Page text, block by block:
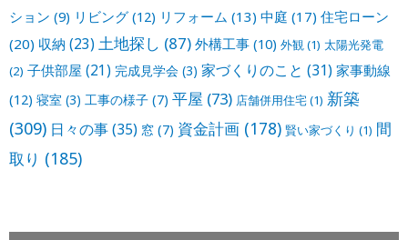
ション (9) リビング (12) リフォーム (13) 中庭 (17) 住宅ローン
(20) 収納 (23) 土地探し (87) 外構工事 (10) 外観 (1) 太陽光発電
(2) 子供部屋 (21) 完成見学会 (3) 家づくりのこと (31) 家事動線
(12) 寝室 (3) 工事の様子 (7) 平屋 (73) 店舗併用住宅(1) 新築
(309) 日々の事(35) 窓 (7) 資金計画 (178) 賢い家づくり (1) 間
取り (185)